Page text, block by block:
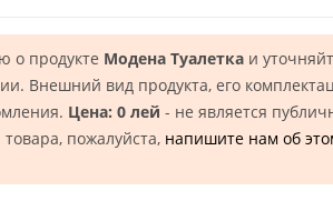
о продукте Модена Туалетка и
Внешний вид продукта, его
Цена: 0 лей - не является
пожалуйста, напишите нам об